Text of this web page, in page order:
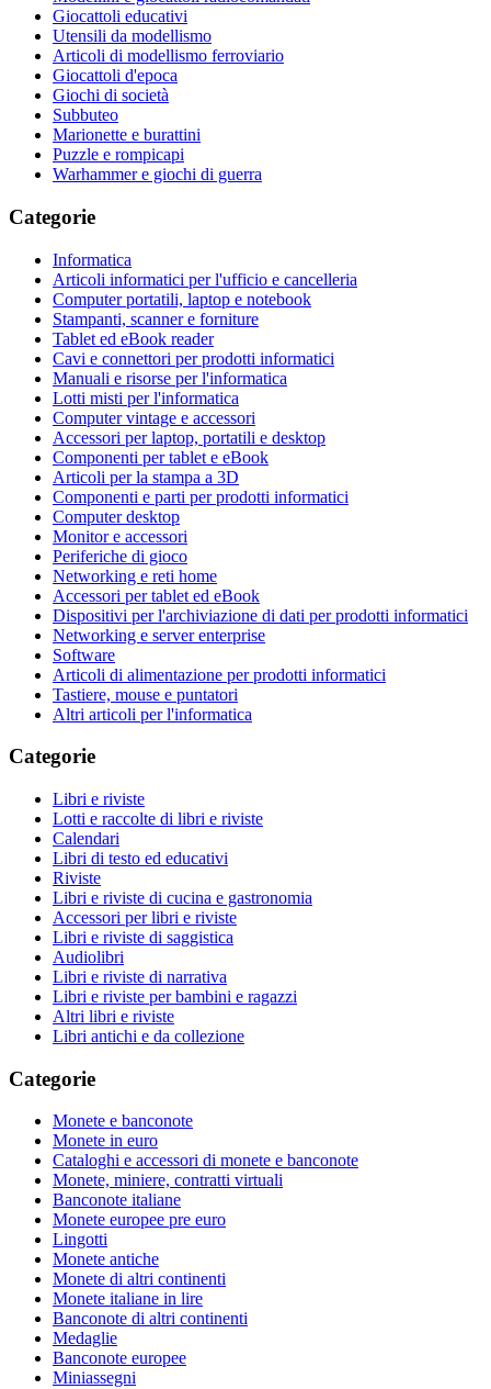
Giocattoli educativi
Utensili da modellismo
Articoli di modellismo ferroviario
Giocattoli d'epoca
Giochi di società
Subbuteo
Marionette e burattini
Puzzle e rompicapi
Warhammer e giochi di guerra
Categorie
Informatica
Articoli informatici per l'ufficio e cancelleria
Computer portatili, laptop e notebook
Stampanti, scanner e forniture
Tablet ed eBook reader
Cavi e connettori per prodotti informatici
Manuali e risorse per l'informatica
Lotti misti per l'informatica
Computer vintage e accessori
Accessori per laptop, portatili e desktop
Componenti per tablet e eBook
Articoli per la stampa a 3D
Componenti e parti per prodotti informatici
Computer desktop
Monitor e accessori
Periferiche di gioco
Networking e reti home
Accessori per tablet ed eBook
Dispositivi per l'archiviazione di dati per prodotti informatici
Networking e server enterprise
Software
Articoli di alimentazione per prodotti informatici
Tastiere, mouse e puntatori
Altri articoli per l'informatica
Categorie
Libri e riviste
Lotti e raccolte di libri e riviste
Calendari
Libri di testo ed educativi
Riviste
Libri e riviste di cucina e gastronomia
Accessori per libri e riviste
Libri e riviste di saggistica
Audiolibri
Libri e riviste di narrativa
Libri e riviste per bambini e ragazzi
Altri libri e riviste
Libri antichi e da collezione
Categorie
Monete e banconote
Monete in euro
Cataloghi e accessori di monete e banconote
Monete, miniere, contratti virtuali
Banconote italiane
Monete europee pre euro
Lingotti
Monete antiche
Monete di altri continenti
Monete italiane in lire
Banconote di altri continenti
Medaglie
Banconote europee
Miniassegni